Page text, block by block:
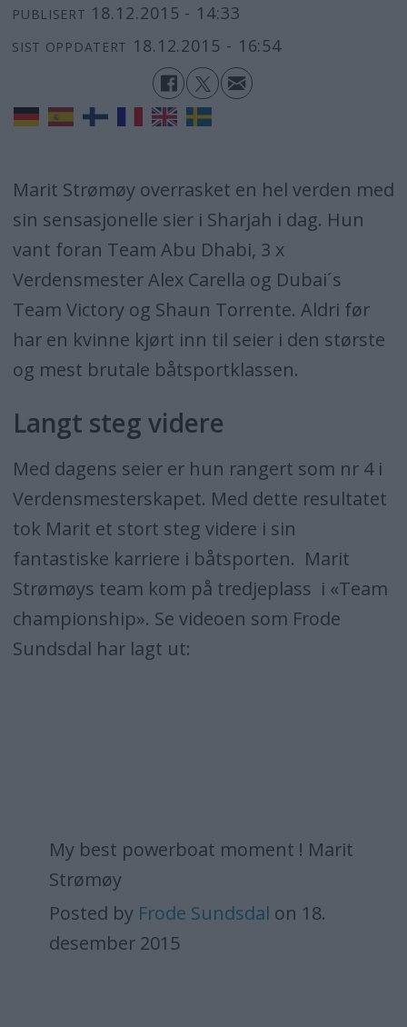
PUBLISERT 18.12.2015 - 14:33
SIST OPPDATERT 18.12.2015 - 16:54
Marit Strømøy overrasket en hel verden med
sin sensasjonelle sier i Sharjah i dag. Hun
vant foran Team Abu Dhabi, 3 x
Verdensmester Alex Carella og Dubai´s
Team Victory og Shaun Torrente. Aldri før
har en kvinne kjørt inn til seier i den største
og mest brutale båtsportklassen.
Langt steg videre
Med dagens seier er hun rangert som nr 4 i
Verdensmesterskapet. Med dette resultatet
tok Marit et stort steg videre i sin
fantastiske karriere i båtsporten. Marit
Strømøys team kom på tredjeplass i «Team
championship». Se videoen som Frode
Sundsdal har lagt ut:
My best powerboat moment ! Marit
Strømøy
Posted by Frode Sundsdal on 18.
desember 2015